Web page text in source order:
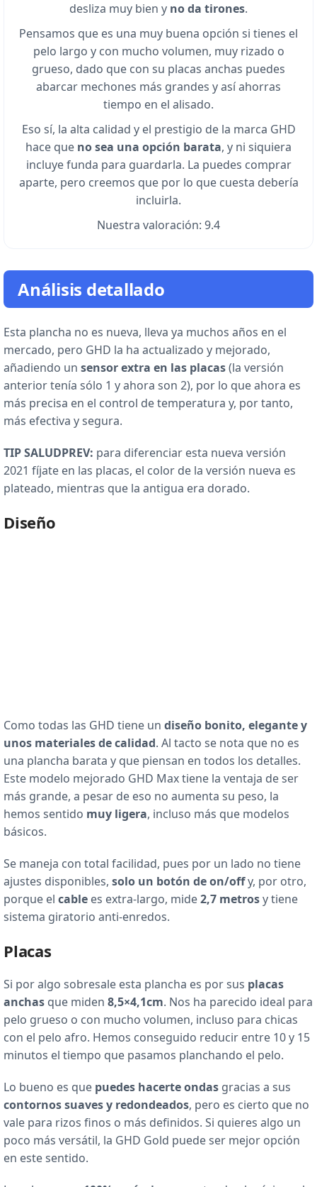
desliza muy bien y no da tirones.
Pensamos que es una muy buena opción si tienes el
pelo largo y con mucho volumen, muy rizado o
grueso, dado que con su placas anchas puedes
abarcar mechones más grandes y así ahorras
tiempo en el alisado.
Eso sí, la alta calidad y el prestigio de la marca GHD
hace que no sea una opción barata, y ni siquiera
incluye funda para guardarla. La puedes comprar
aparte, pero creemos que por lo que cuesta debería
incluirla.
Nuestra valoración: 9.4
Análisis detallado
Esta plancha no es nueva, lleva ya muchos años en el
mercado, pero GHD la ha actualizado y mejorado,
añadiendo un sensor extra en las placas(la versión
anterior tenía sólo 1 y ahora son 2), por lo que ahora es
más precisa en el control de temperatura y, por tanto,
más efectiva y segura.
TIP SALUDPREV: para diferenciar esta nueva versión
2021 fíjate en las placas, el color de la versión nueva es
plateado, mientras que la antigua era dorado.
Diseño
Como todas las GHD tiene un diseño bonito, elegante y
unos materiales de calidad. Al tacto se nota que no es
una plancha barata y que piensan en todos los detalles.
Este modelo mejorado GHD Max tiene la ventaja de ser
más grande, a pesar de eso no aumenta su peso, la
hemos sentido muy ligera, incluso más que modelos
básicos.
Se maneja con total facilidad, pues por un lado no tiene
ajustes disponibles, solo un botón de on/offy, por otro,
porque el cable es extra-largo, mide2,7 metrosy tiene
sistema giratorio anti-enredos.
Placas
Si por algo sobresale esta plancha es por sus placas
anchas que miden 8,5×4,1cm. Nos ha parecido ideal para
pelo grueso o con mucho volumen, incluso para chicas
con el pelo afro. Hemos conseguido reducir entre 10 y 15
minutos el tiempo que pasamos planchando el pelo.
Lo bueno es que puedes hacerte ondas gracias a sus
contornos suaves y redondeados, pero es cierto que no
vale para rizos finos o más definidos. Si quieres algo un
poco más versátil, la GHD Gold puede ser mejor opción
en este sentido.